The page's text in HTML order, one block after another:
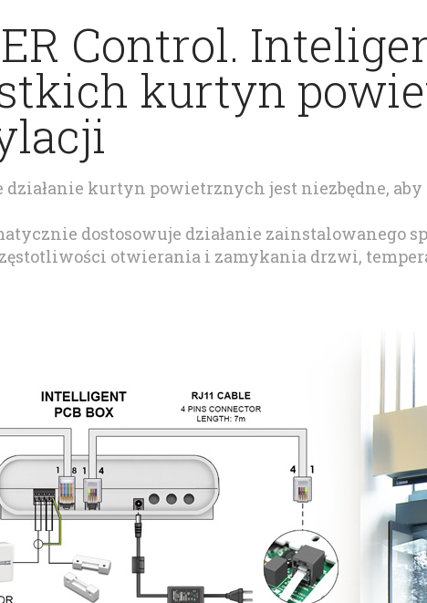
Control.
kurtyn
działanie kurtyn powietrznych jest niezbędne,
dostosowuje działanie zainstalowanego
otwierania i zamykania drzwi,